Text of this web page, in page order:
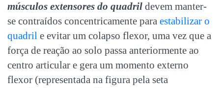
músculos extensores do quadril devem manter-
se contraídos concentricamente para estabilizar o
quadril e evitar um colapso flexor, uma vez que a
força de reação ao solo passa anteriormente ao
centro articular e gera um momento externo
flexor (representada na figura pela seta